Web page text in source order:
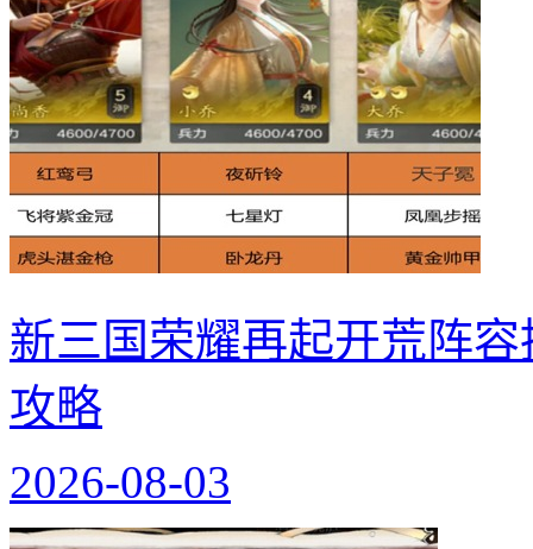
新三国荣耀再起开荒阵
攻略
2026-08-03